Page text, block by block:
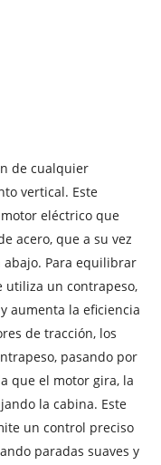
de cualquier
vertical. Este
eléctrico que
acero, que a su vez
abajo. Para equilibrar
utiliza un contrapeso,
aumenta la eficiencia
de tracción, los
pasando por
que el motor gira, la
la cabina. Este
un control preciso
paradas suaves y